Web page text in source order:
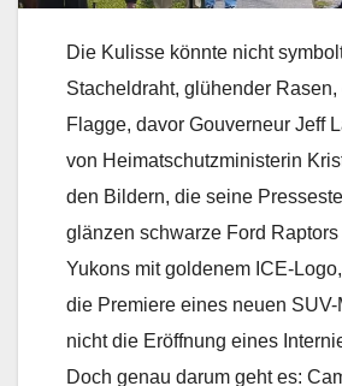
Die Kulisse könnte nicht
Stacheldraht, glühender
Flagge, davor Gouverneur Jeff
von Heimatschutzministerin
den Bildern, die seine
glänzen schwarze Ford Raptors
Yukons mit goldenem ICE-
die Premiere eines neuen SUV-
nicht die Eröffnung eines
Doch genau darum geht es: